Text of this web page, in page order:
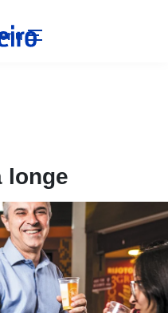
longe